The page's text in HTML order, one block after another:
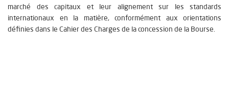
marché des capitaux et leur alignement sur les standards
internationaux en la matière, conformément aux orientations
définies dans le Cahier des Charges de la concession de la Bourse.